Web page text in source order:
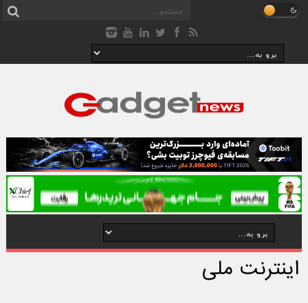
اینترنت ملی